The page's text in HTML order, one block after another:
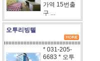
가역 15번출
구 ...
오투리빙텔
* 031-205-
6683 * 오투